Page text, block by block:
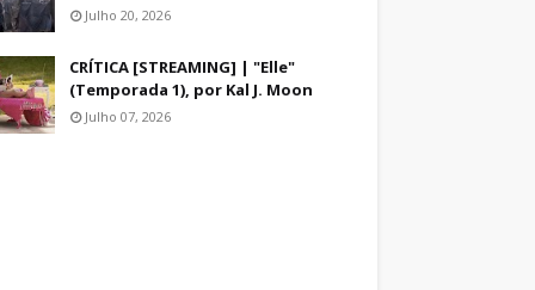
Julho 20, 2026
CRÍTICA [STREAMING] | "Elle"
(Temporada 1), por Kal J. Moon
Julho 07, 2026